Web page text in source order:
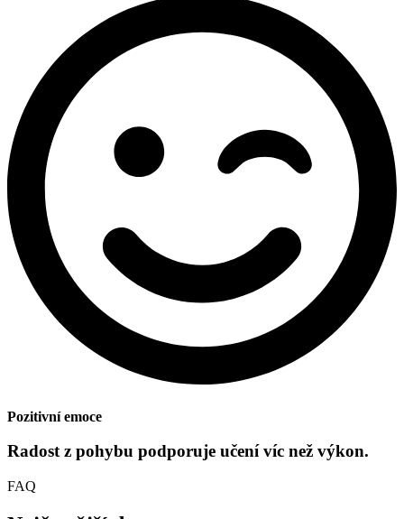
Pozitivní emoce
Radost z pohybu podporuje učení víc než výkon.
FAQ